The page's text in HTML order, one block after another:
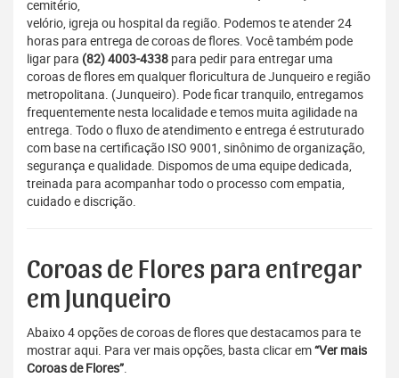
cemitério,
velório, igreja ou hospital da região. Podemos te atender 24
horas para entrega de coroas de flores. Você também pode
ligar para (82) 4003-4338 para pedir para entregar uma
coroas de flores em qualquer floricultura de Junqueiro e região
metropolitana. (Junqueiro). Pode ficar tranquilo, entregamos
frequentemente nesta localidade e temos muita agilidade na
entrega. Todo o fluxo de atendimento e entrega é estruturado
com base na certificação ISO 9001, sinônimo de organização,
segurança e qualidade. Dispomos de uma equipe dedicada,
treinada para acompanhar todo o processo com empatia,
cuidado e discrição.
Coroas de Flores para entregar
em Junqueiro
Abaixo 4 opções de coroas de flores que destacamos para te
mostrar aqui. Para ver mais opções, basta clicar em“Ver mais
Coroas de Flores”.